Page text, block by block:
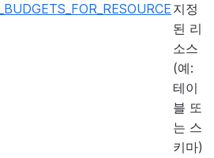
지정
된 리
소스
(예:
테이
블 또
는 스
키마)